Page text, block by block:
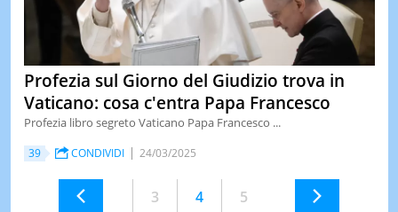
Profezia sul Giorno del Giudizio trova in
Vaticano: cosa c'entra Papa Francesco
Profezia libro segreto Vaticano Papa Francesco ...
39 CONDIVIDI 24/03/2025
3 4 5